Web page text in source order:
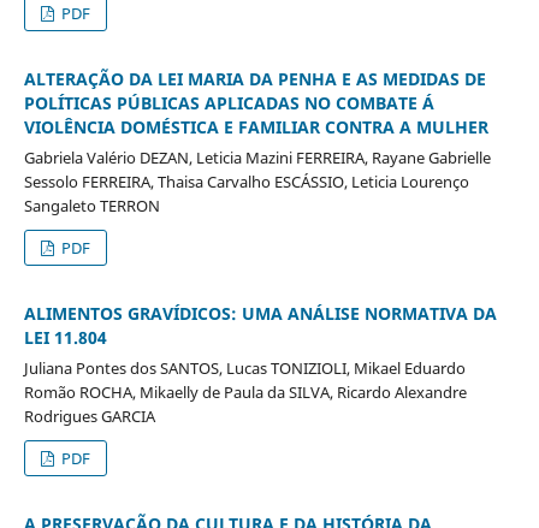
PDF
ALTERAÇÃO DA LEI MARIA DA PENHA E AS MEDIDAS DE
POLÍTICAS PÚBLICAS APLICADAS NO COMBATE Á
VIOLÊNCIA DOMÉSTICA E FAMILIAR CONTRA A MULHER
Gabriela Valério DEZAN, Leticia Mazini FERREIRA, Rayane Gabrielle
Sessolo FERREIRA, Thaisa Carvalho ESCÁSSIO, Leticia Lourenço
Sangaleto TERRON
PDF
ALIMENTOS GRAVÍDICOS: UMA ANÁLISE NORMATIVA DA
LEI 11.804
Juliana Pontes dos SANTOS, Lucas TONIZIOLI, Mikael Eduardo
Romão ROCHA, Mikaelly de Paula da SILVA, Ricardo Alexandre
Rodrigues GARCIA
PDF